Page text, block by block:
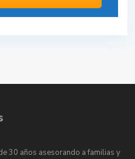
30 años asesorando a familias y